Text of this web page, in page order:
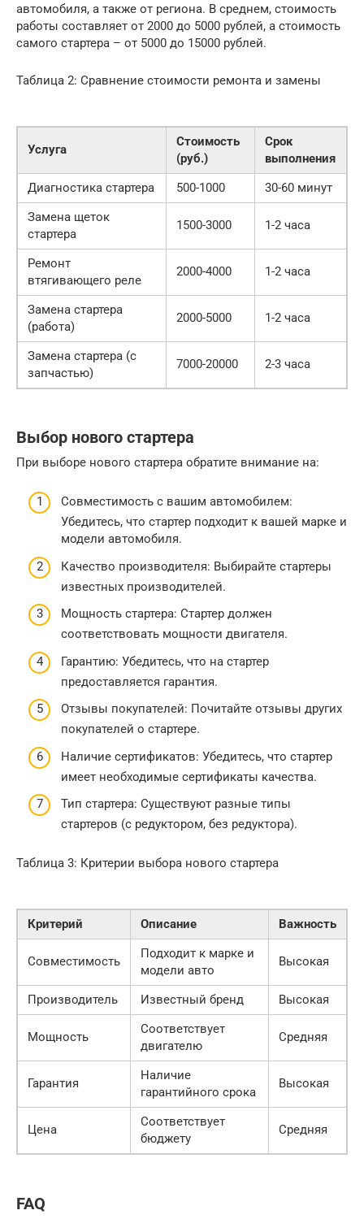
автомобиля, а также от региона. В среднем, стоимость
работы составляет от 2000 до 5000 рублей, а стоимость
самого стартера – от 5000 до 15000 рублей.
Таблица 2: Сравнение стоимости ремонта и замены
Услуга
Стоимость
(руб.)
Срок
выполнения
Диагностика стартера
500-1000
30-60 минут
Замена щеток
стартера
1500-3000 1-2 часа
Ремонт
втягивающего реле
2000-4000 1-2 часа
Замена стартера
(работа)
2000-5000 1-2 часа
Замена стартера (с
запчастью)
7000-20000 2-3 часа
Выбор нового стартера
При выборе нового стартера обратите внимание на:
Совместимость с вашим автомобилем:
Убедитесь, что стартер подходит к вашей марке и
модели автомобиля.
Качество производителя: Выбирайте стартеры
известных производителей.
Мощность стартера: Стартер должен
соответствовать мощности двигателя.
Гарантию: Убедитесь, что на стартер
предоставляется гарантия.
Отзывы покупателей: Почитайте отзывы других
покупателей о стартере.
Наличие сертификатов: Убедитесь, что стартер
имеет необходимые сертификаты качества.
Тип стартера: Существуют разные типы
стартеров (с редуктором, без редуктора).
Таблица 3: Критерии выбора нового стартера
Критерий Описание Важность
Совместимость
Подходит к марке и
модели авто
Высокая
Производитель Известный бренд Высокая
Мощность
Соответствует
двигателю
Средняя
Гарантия
Наличие
гарантийного срока
Высокая
Цена
Соответствует
бюджету
Средняя
FAQ